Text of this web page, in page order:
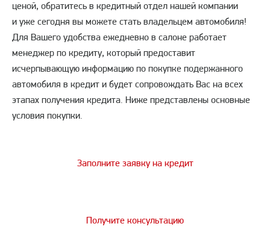
ценой, обратитесь в кредитный отдел нашей компании
и уже сегодня вы можете стать владельцем автомобиля!
Для Вашего удобства ежедневно в салоне работает
менеджер по кредиту, который предоставит
исчерпывающую информацию по покупке подержанного
автомобиля в кредит и будет сопровождать Вас на всех
этапах получения кредита. Ниже представлены основные
условия покупки.
Заполните заявку на кредит
Получите консультацию